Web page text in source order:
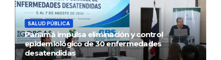
SALUD PÚBLICA
Panamá impulsa eliminación y control
epidemiológico de 30 enfermedades
desatendidas